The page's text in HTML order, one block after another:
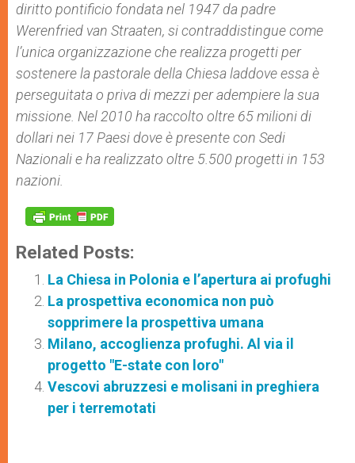
diritto pontificio fondata nel 1947 da padre
Werenfried van Straaten, si contraddistingue come
l’unica organizzazione che realizza progetti per
sostenere la pastorale della Chiesa laddove essa è
perseguitata o priva di mezzi per adempiere la sua
missione. Nel 2010 ha raccolto oltre 65 milioni di
dollari nei 17 Paesi dove è presente con Sedi
Nazionali e ha realizzato oltre 5.500 progetti in 153
nazioni.
Related Posts:
La Chiesa in Polonia e l’apertura ai profughi
La prospettiva economica non può
sopprimere la prospettiva umana
Milano, accoglienza profughi. Al via il
progetto "E-state con loro"
Vescovi abruzzesi e molisani in preghiera
per i terremotati